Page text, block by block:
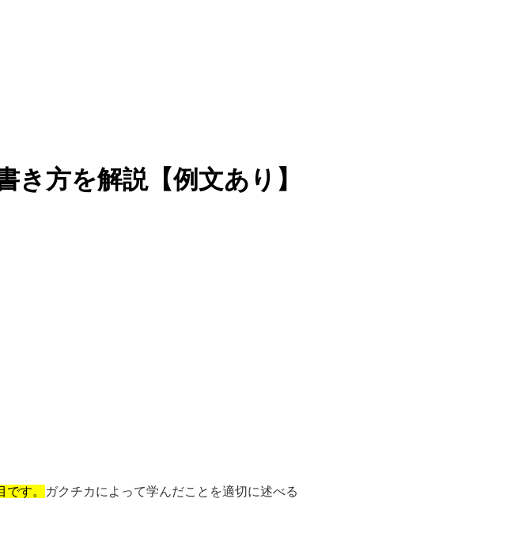
方を解説【例文あり】
す。
ガクチカによって学んだことを適切に述べる